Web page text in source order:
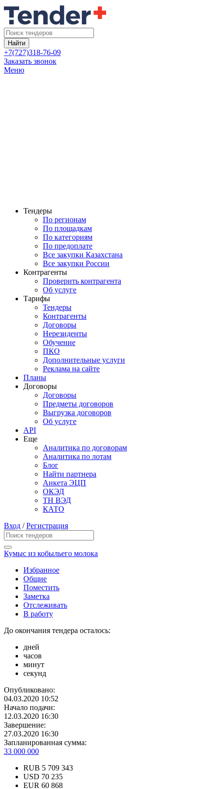
Найти
+7(727)318-76-09
Заказать звонок
Меню
Тендеры
По регионам
По площадкам
По категориям
По предоплате
Все закупки Казахстана
Все закупки России
Контрагенты
Проверить контрагента
Об услуге
Тарифы
Тендеры
Контрагенты
Договоры
Нерезиденты
Обучение
ПКО
Дополнительные услуги
Реклама на сайте
Планы
Договоры
Договоры
Предметы договоров
Выгрузка договоров
Об услуге
API
Еще
Аналитика по договорам
Аналитика по лотам
Блог
Найти партнера
Анкета ЭЦП
ОКЭД
ТН ВЭД
КАТО
Вход /Регистрация
Кумыс из кобыльего молока
Избранное
Общие
Поместить
Заметка
Отслеживать
В работу
До окончания тендера осталось:
дней
часов
минут
секунд
Опубликовано:
04.03.2020 10:52
Начало подачи:
12.03.2020 16:30
Завершение:
27.03.2020 16:30
Запланированная сумма:
33 000 000
RUB 5 709 343
USD 70 235
EUR 60 868